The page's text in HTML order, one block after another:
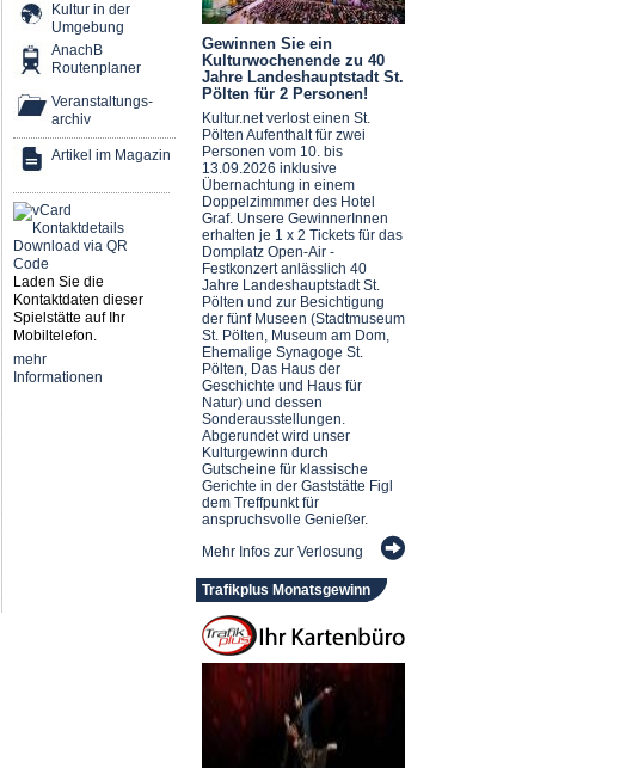
Kultur in der
Umgebung
AnachB
Routenplaner
Veranstaltungs-
archiv
Artikel im Magazin
Laden Sie die
Kontaktdaten dieser
Spielstätte auf Ihr
Mobiltelefon.
mehr
Informationen
Gewinnen Sie ein
Kulturwochenende zu 40
Jahre Landeshauptstadt St.
Pölten für 2 Personen!
Kultur.net verlost einen St.
Pölten Aufenthalt für zwei
Personen vom 10. bis
13.09.2026 inklusive
Übernachtung in einem
Doppelzimmmer des Hotel
Graf. Unsere GewinnerInnen
erhalten je 1 x 2 Tickets für das
Domplatz Open-Air -
Festkonzert anlässlich 40
Jahre Landeshauptstadt St.
Pölten und zur Besichtigung
der fünf Museen (Stadtmuseum
St. Pölten, Museum am Dom,
Ehemalige Synagoge St.
Pölten, Das Haus der
Geschichte und Haus für
Natur) und dessen
Sonderausstellungen.
Abgerundet wird unser
Kulturgewinn durch
Gutscheine für klassische
Gerichte in der Gaststätte Figl
dem Treffpunkt für
anspruchsvolle Genießer.
Mehr Infos zur Verlosung
Trafikplus Monatsgewinn